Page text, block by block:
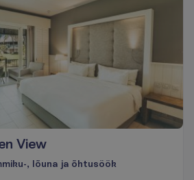
View
, lõuna ja õhtusöök